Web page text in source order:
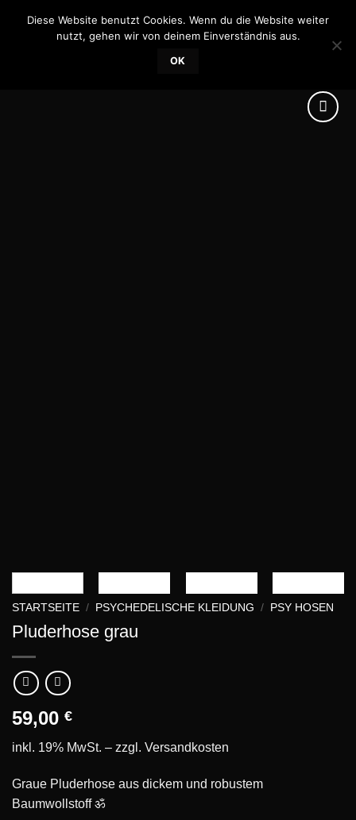
STARTSEITE / PSYCHEDELISCHE KLEIDUNG / PSY HOSEN
Pluderhose grau
59,00 €
inkl. 19% MwSt. – zzgl. Versandkosten
Graue Pluderhose aus dickem und robustem
Baumwollstoff ॐ
Diese Website benutzt Cookies. Wenn du die Website weiter
nutzt, gehen wir von deinem Einverständnis aus.
OK